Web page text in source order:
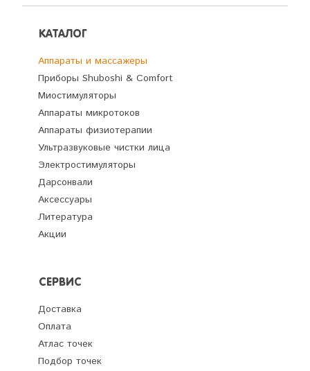
КАТАЛОГ
Аппараты и массажеры
Приборы Shuboshi & Comfort
Миостимуляторы
Аппараты микротоков
Аппараты физиотерапии
Ультразвуковые чистки лица
Электростимуляторы
Дарсонвали
Аксессуары
Литература
Акции
СЕРВИС
Доставка
Оплата
Атлас точек
Подбор точек